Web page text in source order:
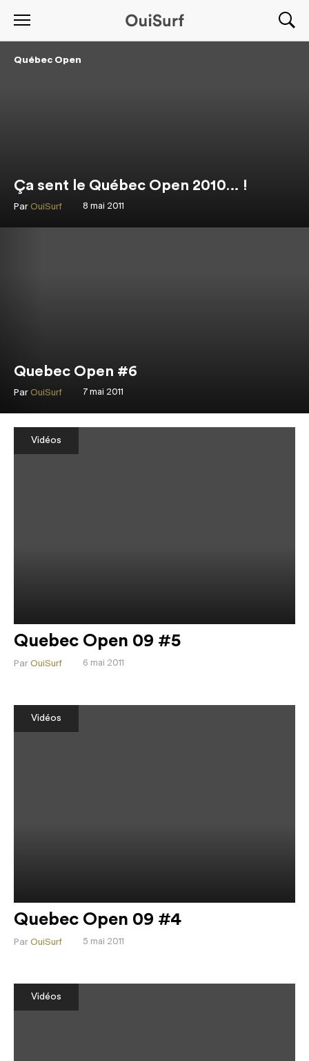
Québec Open
Ça sent le Québec Open 2010… !
8 mai 2011
Par OuiSurf
Quebec Open #6
7 mai 2011
Par OuiSurf
Vidéos
Quebec Open 09 #5
6 mai 2011
Par OuiSurf
Vidéos
Quebec Open 09 #4
5 mai 2011
Par OuiSurf
Vidéos